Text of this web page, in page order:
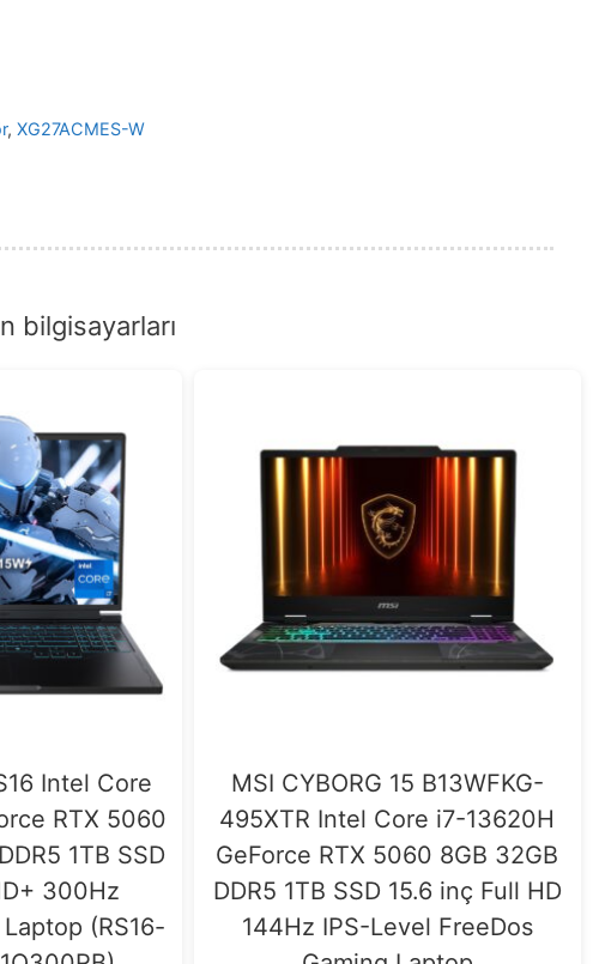
,XG27ACMES-W
bilgisayarları
Intel Core
RTX 5060
1TB SSD
300Hz
(RS16-
MSI CYBORG 15 B13WFKG-
495XTR Intel Core i7-13620H
GeForce RTX 5060 8GB 32GB
DDR5 1TB SSD 15.6 inç Full HD
144Hz IPS-Level FreeDos